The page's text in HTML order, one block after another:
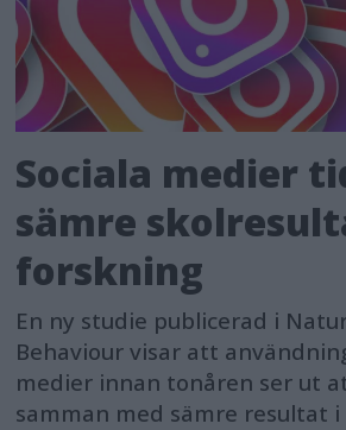
Sociala medier
sämre
forskning
En ny studie publicerad i
Behaviour visar att
medier innan tonåren ser ut
samman med sämre resultat i